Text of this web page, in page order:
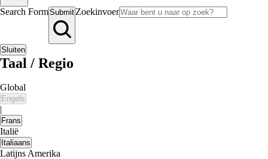
Search FormSubmit Zoekinvoer
Sluiten
Taal / Regio
Global
Engels
|
Frans
Italië
Italiaans
Latijns Amerika